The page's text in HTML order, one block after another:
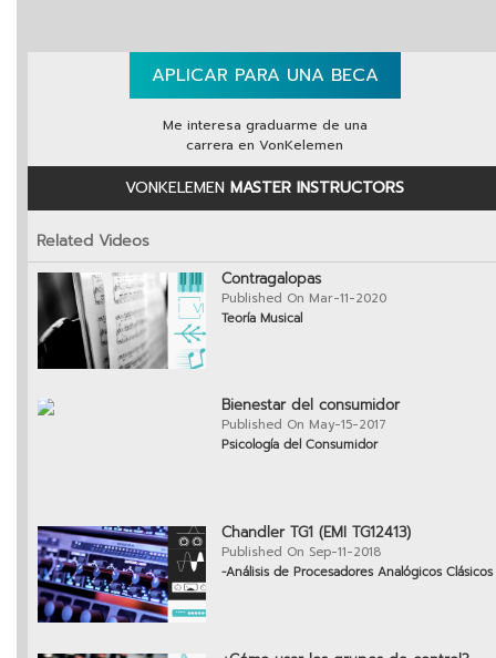
APLICAR PARA UNA BECA
Me interesa graduarme de una
carrera en VonKelemen
VONKELEMEN MASTER INSTRUCTORS
Related Videos
Contragalopas
Published On Mar-11-2020
Teoría Musical
Bienestar del consumidor
Published On May-15-2017
Psicología del Consumidor
Chandler TG1 (EMI TG12413)
Published On Sep-11-2018
-Análisis de Procesadores Analógicos Clásicos